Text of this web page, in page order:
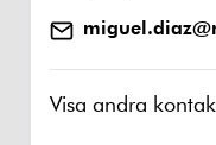
Visa andra